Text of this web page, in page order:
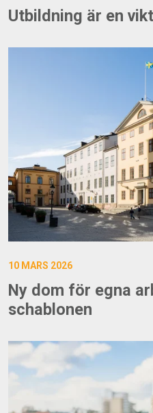
Utbildning är en
10 MARS 2026
Ny dom för egna
schablonen